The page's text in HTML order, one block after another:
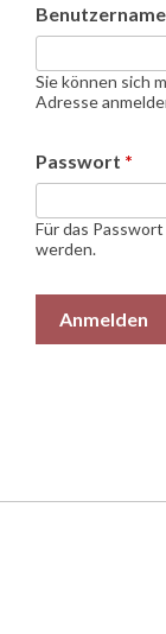
Sie können sich
Adresse
Passwort *
Für das
werden.